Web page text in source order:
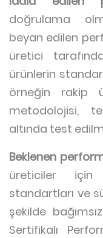
doğrulama
beyan edilen
üretici
ürünlerin
örneğin rakip
metodolojisi,
altında test
Beklenen
üreticiler
standartları ve
şekilde
Sertifikalı